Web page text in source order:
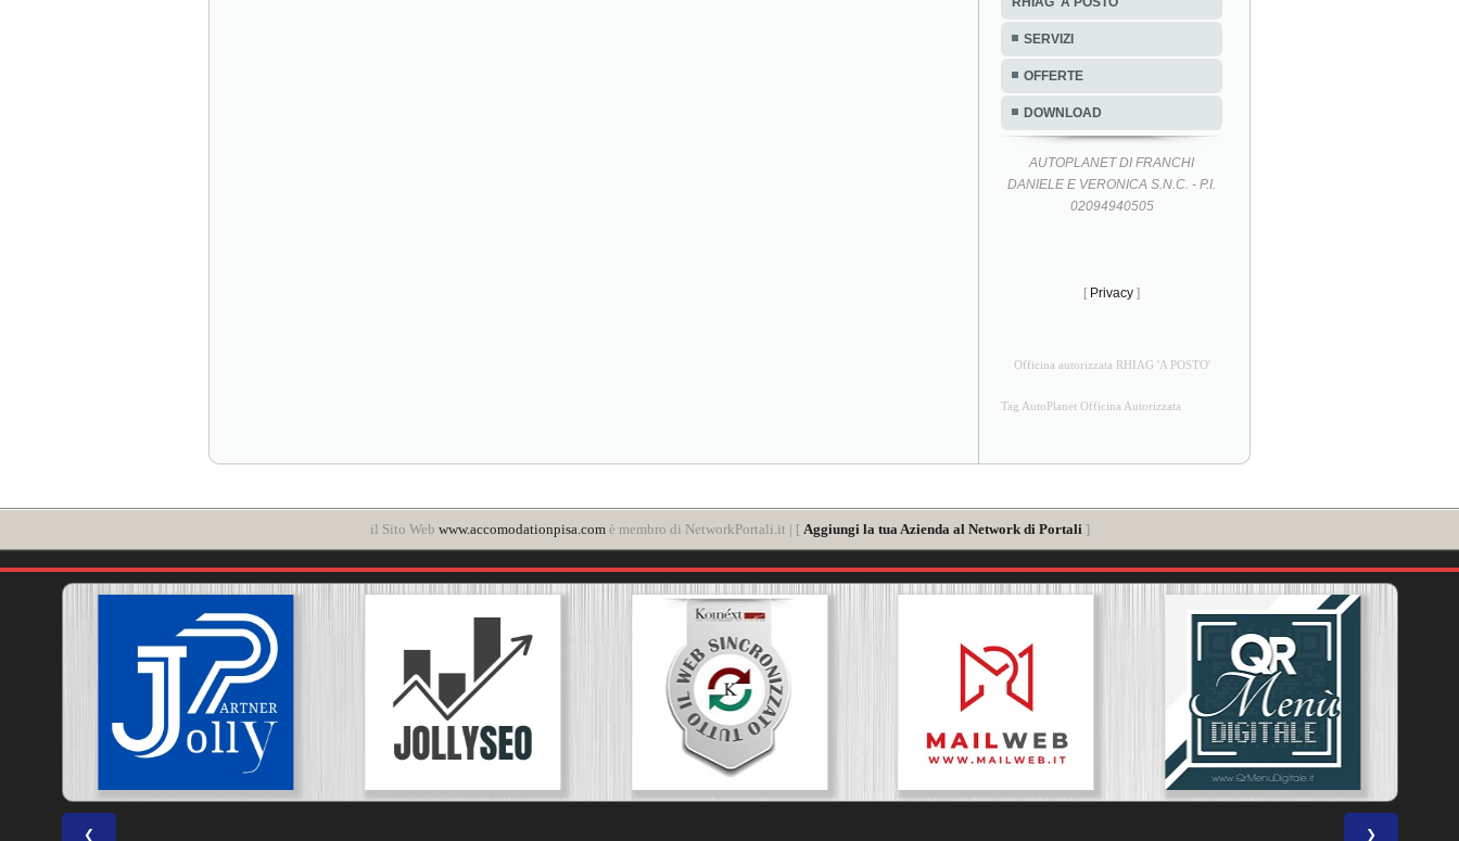
SERVIZI
OFFERTE
DOWNLOAD
AUTOPLANET DI FRANCHI
DANIELE E VERONICA S.N.C. - P.I.
02094940505
[ Privacy ]
Officina autorizzata RHIAG 'A POSTO'
Tag AutoPlanet Officina Autorizzata
il Sito Web www.accomodationpisa.comè membro di NetworkPortali.it | [ Aggiungi la tua Azienda al Network di Portali ]
❮ ❯